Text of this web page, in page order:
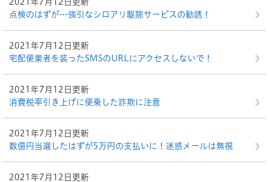
2021年7月12日更新
点検のはずが…強引なシロアリ駆除サービスの勧誘！
2021年7月12日更新
宅配便業者を装ったSMSのURLにアクセスしないで！
2021年7月12日更新
消費税率引き上げに便乗した詐欺に注意
2021年7月12日更新
数億円当選したはずが5万円の支払いに！迷惑メールは無視
2021年7月12日更新